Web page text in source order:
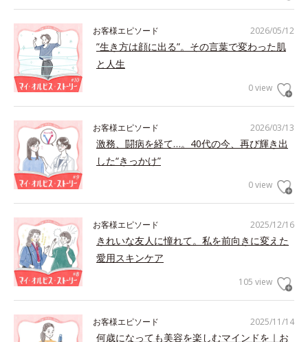
2026/05/12
お客様エピソード
”生き方は顔に出る”。その言葉で変わった肌
と人生
0 view
2026/03/13
お客様エピソード
激務、闘病を経て…。40代の今、再び輝き出
した“きっかけ”
0 view
2025/12/16
お客様エピソード
きれいな友人に憧れて。私を前向きに変えた
愛用スキンケア
105 view
2025/11/14
お客様エピソード
何歳になっても美容を楽しむマインドを｜お